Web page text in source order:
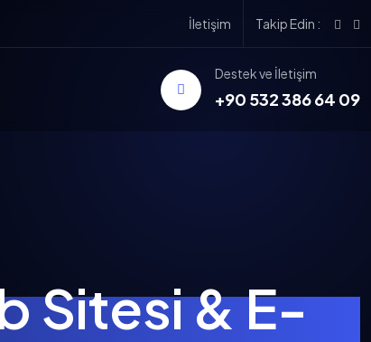
İletişim Takip Edin :
Destek ve İletişim
+90 532 386 64 09
Sitesi & E-